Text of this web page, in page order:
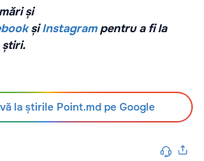
și
șiInstagrampentru a fi la
la știrile Point.md pe Google